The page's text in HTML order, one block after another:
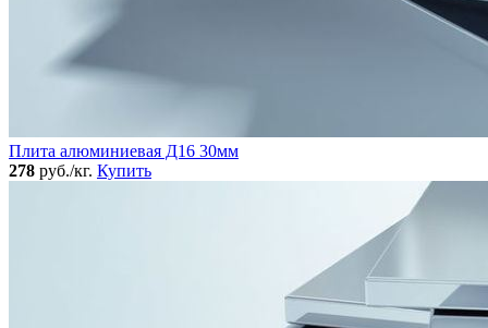
Плита алюминиевая Д16 30мм
278 руб./кг. Купить